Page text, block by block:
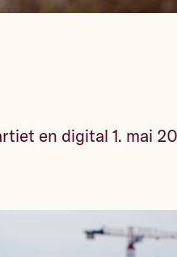
en digital 1. mai